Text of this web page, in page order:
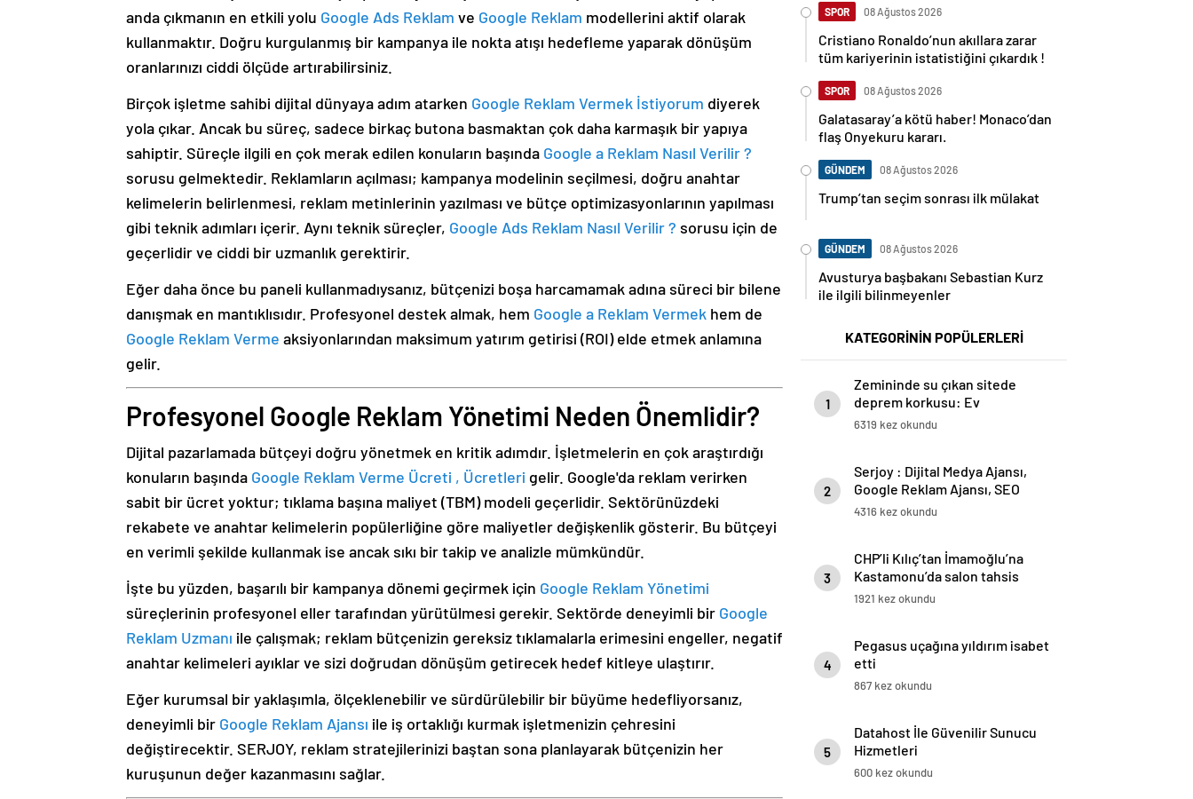
anda çıkmanın en etkili yolu Google Ads Reklam ve Google Reklam modellerini aktif olarak
kullanmaktır. Doğru kurgulanmış bir kampanya ile nokta atışı hedefleme yaparak dönüşüm
oranlarınızı ciddi ölçüde artırabilirsiniz.
Birçok işletme sahibi dijital dünyaya adım atarken Google Reklam Vermek İstiyorum diyerek
yola çıkar. Ancak bu süreç, sadece birkaç butona basmaktan çok daha karmaşık bir yapıya
sahiptir. Süreçle ilgili en çok merak edilen konuların başında Google a Reklam Nasıl Verilir ?
sorusu gelmektedir. Reklamların açılması; kampanya modelinin seçilmesi, doğru anahtar
kelimelerin belirlenmesi, reklam metinlerinin yazılması ve bütçe optimizasyonlarının yapılması
gibi teknik adımları içerir. Aynı teknik süreçler, Google Ads Reklam Nasıl Verilir ? sorusu için de
geçerlidir ve ciddi bir uzmanlık gerektirir.
Eğer daha önce bu paneli kullanmadıysanız, bütçenizi boşa harcamamak adına süreci bir bilene
danışmak en mantıklısıdır. Profesyonel destek almak, hem Google a Reklam Vermek hem de
Google Reklam Verme aksiyonlarından maksimum yatırım getirisi (ROI) elde etmek anlamına
gelir.
Profesyonel Google Reklam Yönetimi Neden Önemlidir?
Dijital pazarlamada bütçeyi doğru yönetmek en kritik adımdır. İşletmelerin en çok araştırdığı
konuların başında Google Reklam Verme Ücreti , Ücretleri gelir. Google'da reklam verirken
sabit bir ücret yoktur; tıklama başına maliyet (TBM) modeli geçerlidir. Sektörünüzdeki
rekabete ve anahtar kelimelerin popülerliğine göre maliyetler değişkenlik gösterir. Bu bütçeyi
en verimli şekilde kullanmak ise ancak sıkı bir takip ve analizle mümkündür.
İşte bu yüzden, başarılı bir kampanya dönemi geçirmek için Google Reklam Yönetimi
süreçlerinin profesyonel eller tarafından yürütülmesi gerekir. Sektörde deneyimli bir Google
Reklam Uzmanı ile çalışmak; reklam bütçenizin gereksiz tıklamalarla erimesini engeller, negatif
anahtar kelimeleri ayıklar ve sizi doğrudan dönüşüm getirecek hedef kitleye ulaştırır.
Eğer kurumsal bir yaklaşımla, ölçeklenebilir ve sürdürülebilir bir büyüme hedefliyorsanız,
deneyimli bir Google Reklam Ajansı ile iş ortaklığı kurmak işletmenizin çehresini
değiştirecektir. SERJOY, reklam stratejilerinizi baştan sona planlayarak bütçenizin her
kuruşunun değer kazanmasını sağlar.
SPOR 08 Ağustos 2026
Cristiano Ronaldo’nun akıllara zarar
tüm kariyerinin istatistiğini çıkardık !
SPOR 08 Ağustos 2026
Galatasaray’a kötü haber! Monaco’dan
flaş Onyekuru kararı.
GÜNDEM 08 Ağustos 2026
Trump’tan seçim sonrası ilk mülakat
GÜNDEM 08 Ağustos 2026
Avusturya başbakanı Sebastian Kurz
ile ilgili bilinmeyenler
KATEGORİNİN POPÜLERLERİ
1
Zemininde su çıkan sitede
deprem korkusu: Ev
almadığımız, bir mezar aldığımız
6319 kez okundu
2
Serjoy : Dijital Medya Ajansı,
Google Reklam Ajansı, SEO
Ajansı ve Web Tasarım Ajansı
4316 kez okundu
3
CHP’li Kılıç’tan İmamoğlu’na
Kastamonu’da salon tahsis
edilmemesine tepki
1921 kez okundu
4
Pegasus uçağına yıldırım isabet
etti
867 kez okundu
5
Datahost İle Güvenilir Sunucu
Hizmetleri
600 kez okundu